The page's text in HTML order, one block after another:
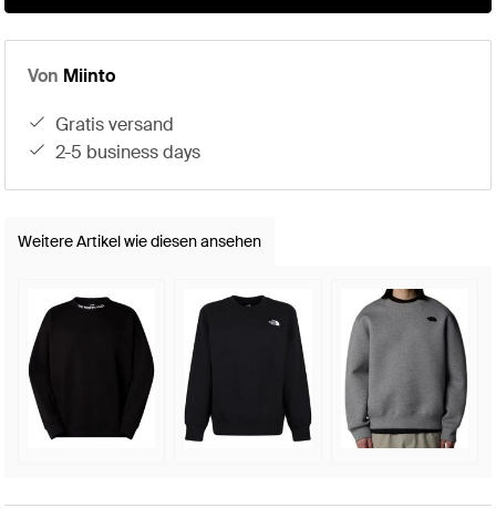
Von Miinto
gratis versand
2-5 business days
Weitere Artikel wie diesen ansehen